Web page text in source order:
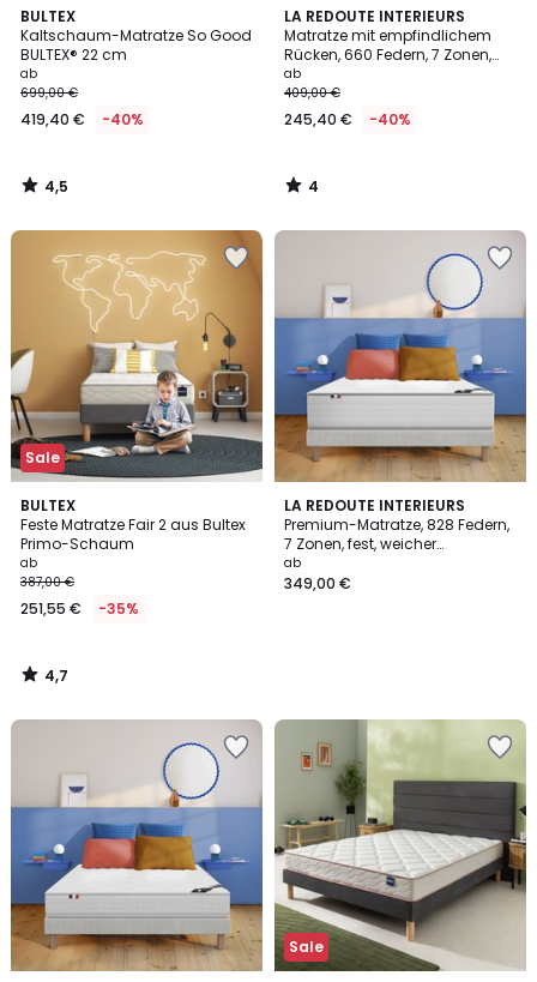
BULTEX
Kaltschaum-Matratze So Good
BULTEX® 22 cm
ab
699,00 €
419,40 € -40%
4,5
/ 5
4,5
/
LA REDOUTE INTERIEURS
Matratze mit empfindlichem
Rücken, 660 Federn, 7 Zonen,
sehr feste Unterstützung,
weicher Liegekomfo
ab
409,00 €
245,40 € -40%
4
/
5
4
/
Sale
BULTEX
Feste Matratze Fair 2 aus Bultex
Primo-Schaum
ab
387,00 €
251,55 € -35%
4,7
/ 5
4,7
/
LA REDOUTE INTERIEURS
Premium-Matratze, 828 Federn,
7 Zonen, fest, weicher
Liegekomfort, feuerfest
behandelt
ab
349,00 €
Sale